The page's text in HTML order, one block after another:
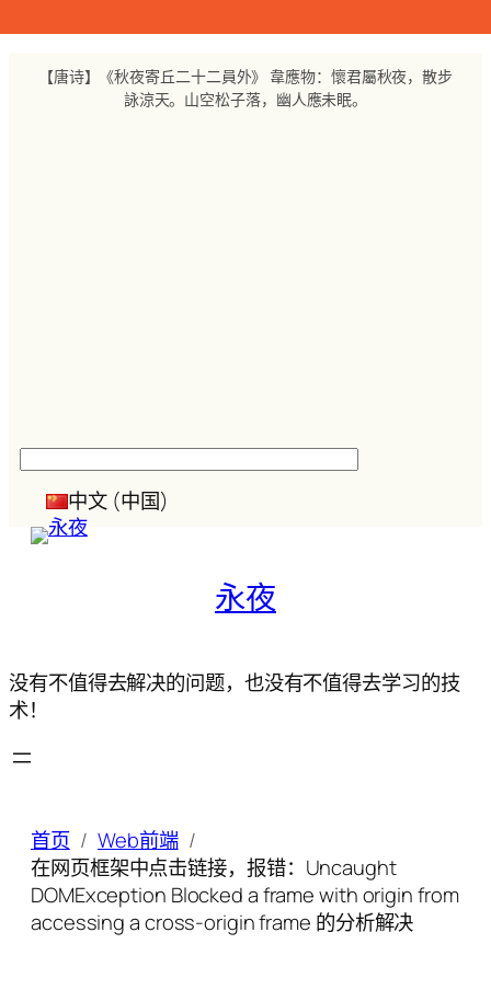
【唐诗】《秋夜寄丘二十二員外》 韋應物：懷君屬秋夜，散步
詠涼天。山空松子落，幽人應未眠。
中文 (中国)
永夜
没有不值得去解决的问题，也没有不值得去学习的技
术！
首页
Web前端
在网页框架中点击链接，报错：Uncaught
DOMException Blocked a frame with origin from
accessing a cross-origin frame 的分析解决